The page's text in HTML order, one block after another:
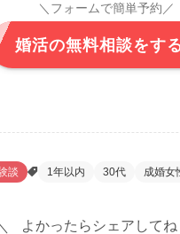
＼フォームで簡単予約／
婚活の無料相談をす
談 1年以内 30代 成婚女
よかったらシェアしてね